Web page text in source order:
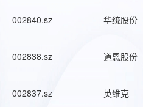
002840.sz 华统股份
002838.sz 道恩股份
002837.sz 英维克